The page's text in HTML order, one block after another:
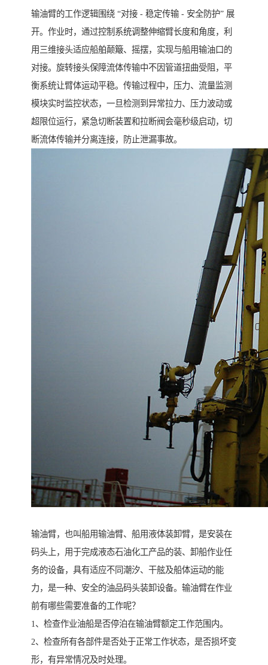
输油臂的工作逻辑围绕 “对接 - 稳定传输 - 安全防护” 展
开。作业时，通过控制系统调整伸缩臂长度和角度，利
用三维接头适应船舶颠簸、摇摆，实现与船用输油口的
对接。旋转接头保障流体传输中不因管道扭曲受阻，平
衡系统让臂体运动平稳。传输过程中，压力、流量监测
模块实时监控状态，一旦检测到异常拉力、压力波动或
超限位运行，紧急切断装置和拉断阀会毫秒级启动，切
断流体传输并分离连接，防止泄漏事故。
输油臂，也叫船用输油臂、船用液体装卸臂，是安装在
码头上，用于完成液态石油化工产品的装、卸船作业任
务的设备，具有适应不同潮汐、干舷及船体运动的能
力，是一种、安全的油品码头装卸设备。输油臂在作业
前有哪些需要准备的工作呢？
1、检查作业油船是否停泊在输油臂额定工作范围内。
2、检查所有各部件是否处于正常工作状态，是否损坏变
形，有异常情况及时处理。